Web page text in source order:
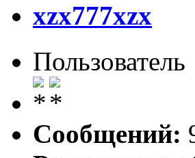
xzx777xzx
Пользователь
Сообщений: